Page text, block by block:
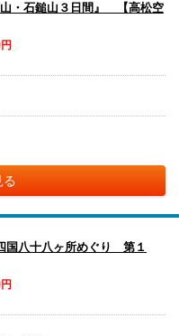
・石鎚山３日間』 【高松空
る
国八十八ヶ所めぐり 第１